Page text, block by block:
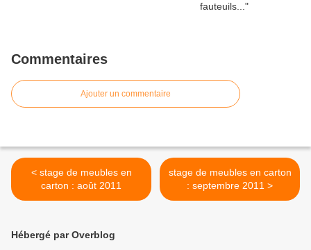
Commentaires
Ajouter un commentaire
< stage de meubles en
carton : août 2011
stage de meubles en carton
: septembre 2011 >
Hébergé par Overblog